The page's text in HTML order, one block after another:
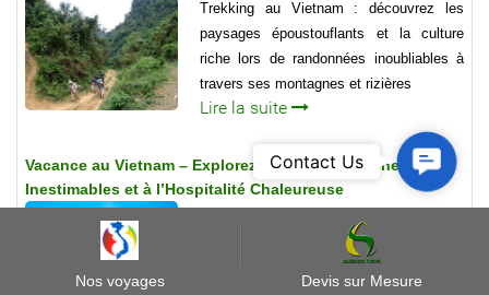
Trekking au Vietnam : découvrez les
paysages époustouflants et la culture
riche lors de randonnées inoubliables à
travers ses montagnes et rizières
Lire la suite
Vacance au Vietnam – Explorez un Pays aux Richesses
Inestimables et à l’Hospitalité Chaleureuse
paysages époustouflants, la culture riche
et la cuisine délicieuse. Planifiez votre
aventure inoubliable dès aujourd'hui !
Nos voyages Devis sur Mesure
Contact
Contact Us